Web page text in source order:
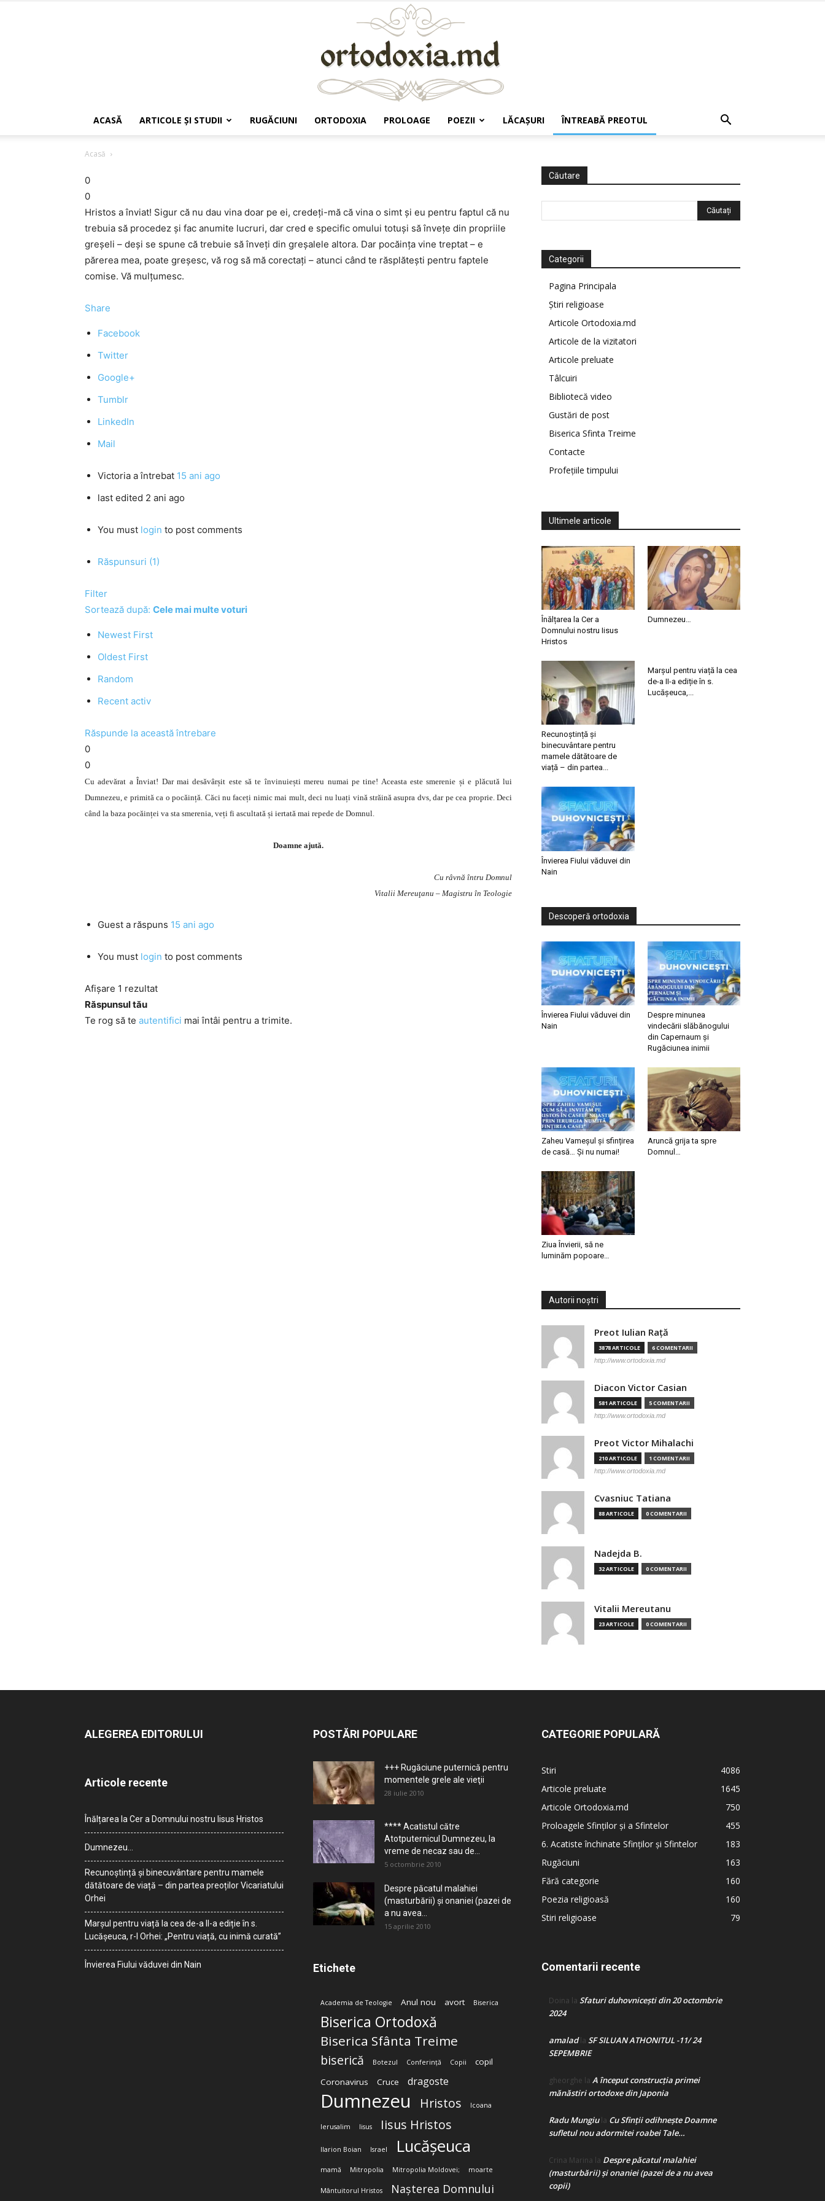
ACASĂ ARTICOLE ŞI STUDII RUGĂCIUNI ORTODOXIA PROLOAGE POEZII LĂCAŞURI ÎNTREABĂ PREOTUL
Acasă
0
0
Hristos a înviat! Sigur că nu dau vina doar pe ei, credeţi-mă că vina o simt şi eu pentru faptul că nu
trebuia să procedez şi fac anumite lucruri, dar cred e specific omului totuşi să înveţe din propriile
greşeli – deşi se spune că trebuie să înveţi din greşalele altora. Dar pocăinţa vine treptat – e
părerea mea, poate greşesc, vă rog să mă corectaţi – atunci când te răsplăteşti pentru faptele
comise. Vă mulţumesc.
Share
Facebook
Twitter
Google+
Tumblr
LinkedIn
Mail
Victoria a întrebat 15 ani ago
last edited 2 ani ago
You must login to post comments
Răspunsuri (1)
Filter
Sortează după: Cele mai multe voturi
Newest First
Oldest First
Random
Recent activ
Răspunde la această întrebare
0
0
Cu adevărat a Înviat! Dar mai desăvârșit este să te învinuiești mereu numai pe tine! Aceasta este smerenie și e plăcută lui
Dumnezeu, e primită ca o pocăință. Căci nu faceți nimic mai mult, deci nu luați vină străină asupra dvs, dar pe cea proprie. Deci
când la baza pocăinței va sta smerenia, veți fi ascultată și iertată mai repede de Domnul.
Doamne ajută.
Cu râvnă întru Domnul
Vitalii Mereuţanu – Magistru în Teologie
Guest a răspuns 15 ani ago
You must login to post comments
Afișare 1 rezultat
Răspunsul tău
Te rog să te autentifici mai întâi pentru a trimite.
Căutare
Categorii
Pagina Principala
Știri religioase
Articole Ortodoxia.md
Articole de la vizitatori
Articole preluate
Tâlcuiri
Bibliotecă video
Gustări de post
Biserica Sfinta Treime
Contacte
Profețiile timpului
Ultimele articole
Înălțarea la Cer a
Domnului nostru Iisus
Hristos
Dumnezeu…
Recunoștință și
binecuvântare pentru
mamele dătătoare de
viață – din partea...
Marșul pentru viață la cea
de-a II-a ediție în s.
Lucășeuca,...
Învierea Fiului văduvei din
Nain
Descoperă ortodoxia
Învierea Fiului văduvei din
Nain
Despre minunea
vindecării slăbănogului
din Capernaum și
Rugăciunea inimii
Zaheu Vameșul și sfințirea
de casă… Și nu numai!
Aruncă grija ta spre
Domnul…
Ziua Învierii, să ne
luminăm popoare…
Autorii noștri
Preot Iulian Raţă
3878 ARTICOLE 6 COMENTARII
http://www.ortodoxia.md
Diacon Victor Casian
581 ARTICOLE 5 COMENTARII
http://www.ortodoxia.md
Preot Victor Mihalachi
210 ARTICOLE 1 COMENTARII
http://www.ortodoxia.md
Cvasniuc Tatiana
88 ARTICOLE 0 COMENTARII
Nadejda B.
32 ARTICOLE 0 COMENTARII
Vitalii Mereutanu
23 ARTICOLE 0 COMENTARII
ALEGEREA EDITORULUI
Articole recente
Înălțarea la Cer a Domnului nostru Iisus Hristos
Dumnezeu…
Recunoștință și binecuvântare pentru mamele
dătătoare de viață – din partea preoților Vicariatului
Orhei
Marșul pentru viață la cea de-a II-a ediție în s.
Lucășeuca, r-l Orhei: „Pentru viață, cu inimă curată”
Învierea Fiului văduvei din Nain
POSTĂRI POPULARE
+++ Rugăciune puternică pentru
momentele grele ale vieţii
28 iulie 2010
**** Acatistul către
Atotputernicul Dumnezeu, la
vreme de necaz sau de...
5 octombrie 2010
Despre păcatul malahiei
(masturbării) şi onaniei (pazei de
a nu avea...
15 aprilie 2010
Etichete
Academia de Teologie Anul nou avort Biserica
Biserica Ortodoxă
Biserica Sfânta Treime
biserică Botezul Conferință Copii
copil
Coronavirus
Cruce dragoste
Dumnezeu Hristos Icoana
Ierusalim Iisus Iisus Hristos
Ilarion Boian Israel Lucășeuca
mamă Mitropolia Mitropolia Moldovei; moarte
Mântuitorul Hristos Nașterea Domnului
CATEGORIE POPULARĂ
Stiri
4086
Articole preluate
1645
Articole Ortodoxia.md
750
Proloagele Sfinților și a Sfintelor
455
6. Acatiste închinate Sfinților și Sfintelor
183
Rugăciuni
163
Fără categorie
160
Poezia religioasă
160
Stiri religioase
79
Comentarii recente
Doina la Sfaturi duhovnicești din 20 octombrie
2024
amaladla SF SILUAN ATHONITUL -11/ 24
SEPEMBRIE
gheorghe la A început construcţia primei
mănăstiri ortodoxe din Japonia
Radu Mungiula Cu Sfinții odihnește Doamne
sufletul nou adormitei roabei Tale…
Crina Marina la Despre păcatul malahiei
(masturbării) şi onaniei (pazei de a nu avea
copii)